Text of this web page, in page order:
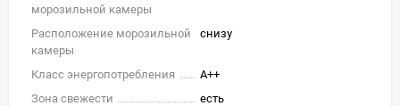
морозильной камеры
Расположение морозильной
камеры
снизу
Класс энергопотребления
A++
Зона свежести
есть